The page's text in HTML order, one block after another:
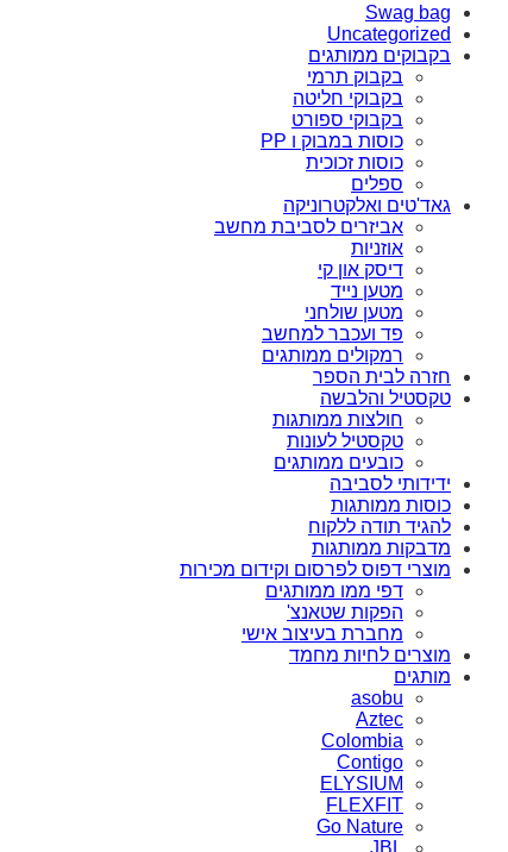
Swag bag
Uncategorized
בקבוקים ממותגים
בקבוק תרמי
בקבוקי חליטה
בקבוקי ספורט
כוסות במבוק ו PP
כוסות זכוכית
ספלים
גאד'טים ואלקטרוניקה
אביזרים לסביבת מחשב
אוזניות
דיסק און קי
מטען נייד
מטען שולחני
פד ועכבר למחשב
רמקולים ממותגים
חזרה לבית הספר
טקסטיל והלבשה
חולצות ממותגות
טקסטיל לעונות
כובעים ממותגים
ידידותי לסביבה
כוסות ממותגות
להגיד תודה ללקוח
מדבקות ממותגות
מוצרי דפוס לפרסום וקידום מכירות
דפי ממו ממותגים
הפקות שטאנצ'
מחברת בעיצוב אישי
מוצרים לחיות מחמד
מותגים
asobu
Aztec
Colombia
Contigo
ELYSIUM
FLEXFIT
Go Nature
JBL